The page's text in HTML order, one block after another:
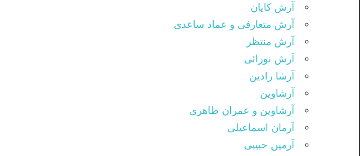
آرش کایان
آرش متعارفی و عماد ساعدی
آرش منتظر
آرش نورائی
آرشا رادین
آرشاوین
آرشاوین و عمران طاهری
آرمان اسماعیلی
آرمین حبیبی